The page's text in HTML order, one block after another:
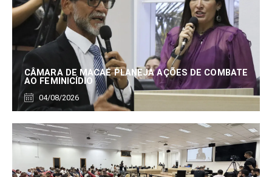
CÂMARA DE MACAÉ PLANEJA AÇÕES DE COMBATE
AO FEMINICÍDIO
04/08/2026